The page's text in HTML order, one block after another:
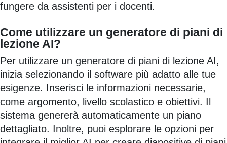
fungere da assistenti per i docenti.
Come utilizzare un generatore di piani di
lezione AI?
Per utilizzare un generatore di piani di lezione AI,
inizia selezionando il software più adatto alle tue
esigenze. Inserisci le informazioni necessarie,
come argomento, livello scolastico e obiettivi. Il
sistema genererà automaticamente un piano
dettagliato. Inoltre, puoi esplorare le opzioni per